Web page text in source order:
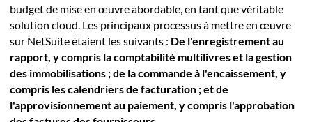
budget de mise en œuvre abordable, en tant que véritable
solution cloud. Les principaux processus à mettre en œuvre
sur NetSuite étaient les suivants : De l'enregistrement au
rapport, y compris la comptabilité multilivres et la gestion
des immobilisations ; de la commande à l'encaissement, y
compris les calendriers de facturation ; et de
l'approvisionnement au paiement, y compris l'approbation